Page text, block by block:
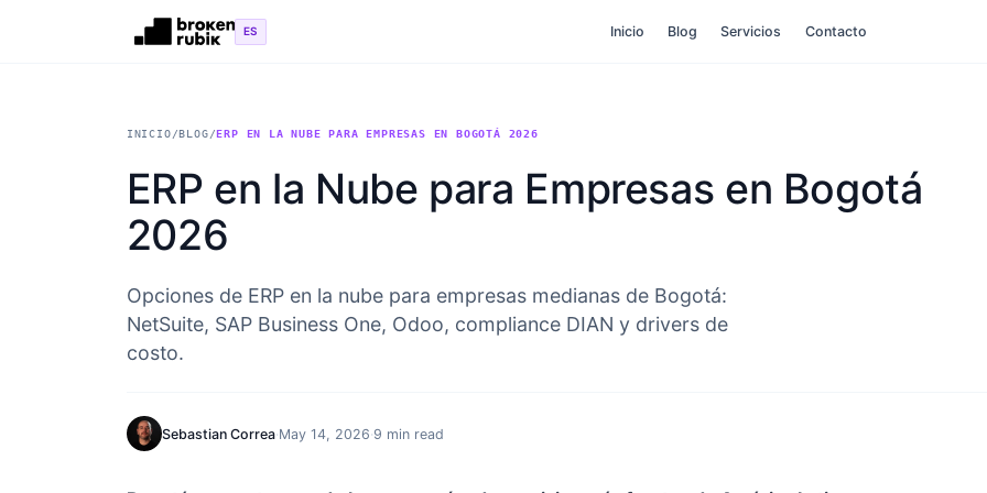
ES Inicio Blog Servicios Contacto
INICIO/BLOG/ERP EN LA NUBE PARA EMPRESAS EN BOGOTÁ 2026
ERP en la Nube para Empresas en Bogotá
2026
Opciones de ERP en la nube para empresas medianas de Bogotá:
NetSuite, SAP Business One, Odoo, compliance DIAN y drivers de
costo.
Sebastian Correa·May 14, 2026·9 min read